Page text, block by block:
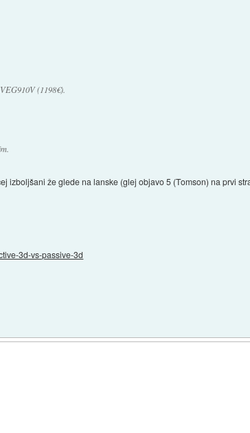
(1198€).
izboljšani že glede na lanske (glej objavo 5 (Tomson) na prvi
3d-vs-passive-3d